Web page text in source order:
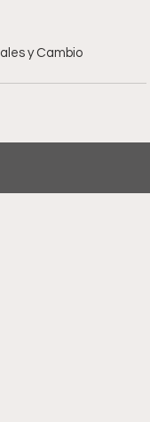
y Cambio